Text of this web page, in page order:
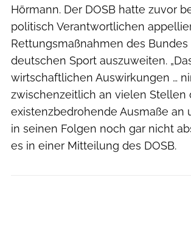
Hörmann. Der DOSB hatte zuvor
politisch Verantwortlichen
Rettungsmaßnahmen des Bundes
deutschen Sport auszuweiten.
wirtschaftlichen Auswirkungen …
zwischenzeitlich an vielen Stellen
existenzbedrohende Ausmaße an
in seinen Folgen noch gar nicht
es in einer Mitteilung des DOSB.